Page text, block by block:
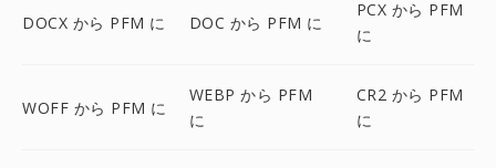
DOCX から PFM に DOC から PFM に
PCX から PFM
に
WOFF から PFM に
WEBP から PFM
に
CR2 から PFM
に